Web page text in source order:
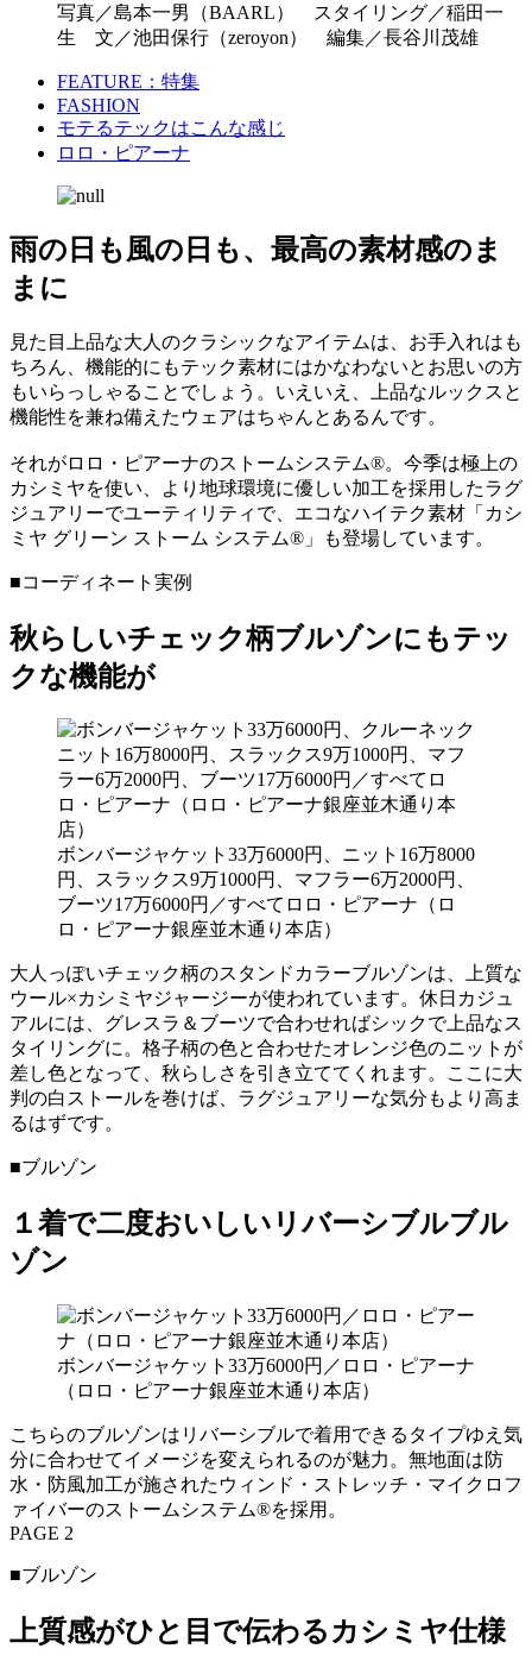
写真／島本一男（BAARL） スタイリング／稲田一
生 文／池田保行（zeroyon） 編集／長谷川茂雄
FEATURE：特集
FASHION
モテるテックはこんな感じ
ロロ・ピアーナ
雨の日も風の日も、最高の素材感のま
まに
見た目上品な大人のクラシックなアイテムは、お手入れはも
ちろん、機能的にもテック素材にはかなわないとお思いの方
もいらっしゃることでしょう。いえいえ、上品なルックスと
機能性を兼ね備えたウェアはちゃんとあるんです。
それがロロ・ピアーナのストームシステム®。今季は極上の
カシミヤを使い、より地球環境に優しい加工を採用したラグ
ジュアリーでユーティリティで、エコなハイテク素材「カシ
ミヤ グリーン ストーム システム®」も登場しています。
■コーディネート実例
秋らしいチェック柄ブルゾンにもテッ
クな機能が
ボンバージャケット33万6000円、ニット16万8000
円、スラックス9万1000円、マフラー6万2000円、
ブーツ17万6000円／すべてロロ・ピアーナ（ロ
ロ・ピアーナ銀座並木通り本店）
大人っぽいチェック柄のスタンドカラーブルゾンは、上質な
ウール×カシミヤジャージーが使われています。休日カジュ
アルには、グレスラ＆ブーツで合わせればシックで上品なス
タイリングに。格子柄の色と合わせたオレンジ色のニットが
差し色となって、秋らしさを引き立ててくれます。ここに大
判の白ストールを巻けば、ラグジュアリーな気分もより高ま
るはずです。
■ブルゾン
１着で二度おいしいリバーシブルブル
ゾン
ボンバージャケット33万6000円／ロロ・ピアーナ
（ロロ・ピアーナ銀座並木通り本店）
こちらのブルゾンはリバーシブルで着用できるタイプゆえ気
分に合わせてイメージを変えられるのが魅力。無地面は防
水・防風加工が施されたウィンド・ストレッチ・マイクロフ
ァイバーのストームシステム®を採用。
PAGE 2
■ブルゾン
上質感がひと目で伝わるカシミヤ仕様